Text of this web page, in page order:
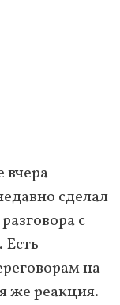
сделал
с
на
же реакция.